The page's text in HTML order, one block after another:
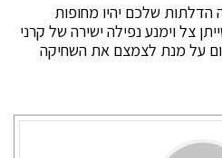
שלכם יהיו מחופות
צל וימנע נפילה ישירה של קרני
על מנת לצמצם את השחיקה